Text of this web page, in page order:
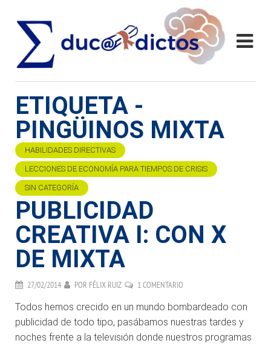
ETIQUETA -
PINGÜINOS MIXTA
HABILIDADES DIRECTIVAS
LECCIONES DE ECONOMÍA PARA TIEMPOS DE CRISIS
SIN CATEGORÍA
PUBLICIDAD
CREATIVA I: CON X
DE MIXTA
27/02/2014 POR FÉLIX RUIZ 1 COMENTARIO
Todos hemos crecido en un mundo bombardeado con
publicidad de todo tipo, pasábamos nuestras tardes y
noches frente a la televisión donde nuestros programas